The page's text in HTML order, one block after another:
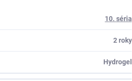
10. séria
2 roky
Hydrogel